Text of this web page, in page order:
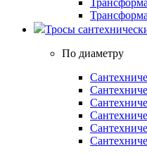
Тросы
По диаметру